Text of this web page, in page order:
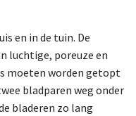
en in de tuin. De
luchtige, poreuze en
moeten worden getopt
bladparen weg onder
bladeren zo lang